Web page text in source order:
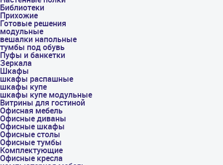
Библиотеки
Прихожие
Готовые решения
модульные
вешалки напольные
тумбы под обувь
Пуфы и банкетки
Зеркала
Шкафы
шкафы распашные
шкафы купе
шкафы купе модульные
Витрины для гостиной
Офисная мебель
Офисные диваны
Офисные шкафы
Офисные столы
Офисные тумбы
Комплектующие
Офисные кресла